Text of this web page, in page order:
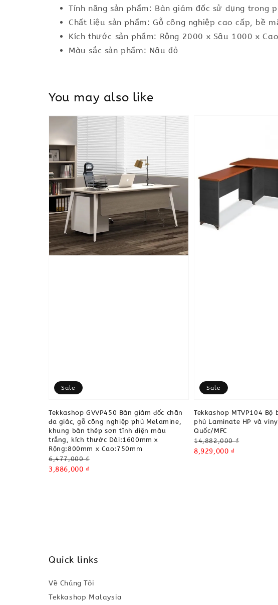
Tính năng sản phẩm: Bàn giám đốc sử dụng
Chất liệu sản phẩm: Gỗ công nghiệp cao cấp, bề
Kích thước sản phẩm: Rộng 2000 x Sâu 1000 x
Màu sắc sản phẩm: Nâu đỏ
You may also like
Sale
Tekkashop GVVP450 Bàn giám đốc chân
đa giác, gỗ công nghiệp phủ Melamine,
khung bàn thép sơn tĩnh điện màu
trắng, kích thước Dài:1600mm x
Rộng:800mm x Cao:750mm
Regular
price
6,477,000 ₫
Sale
3,886,000 ₫
Sale
Tekkashop MTVP104 Bộ
phủ Laminate HP và
Quốc/MFC
Regular
price
14,882,000 ₫
Sale
8,929,000 ₫
Quick links
Về Chúng Tôi
Tekkashop Malaysia